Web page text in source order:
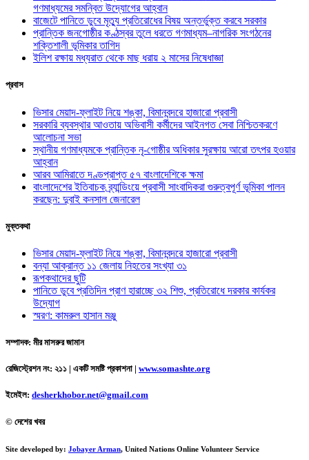
গণমাধ্যমের সমন্বিত উদ্যোগের আহ্বান
বাজেটে পানিতে ডুবে মৃত্যু প্রতিরোধের বিষয় অন্তর্ভুক্ত করবে সরকার
প্রান্তিক জনগোষ্ঠীর কণ্ঠস্বর তুলে ধরতে গণমাধ্যম–নাগরিক সংগঠনের
শক্তিশালী ভূমিকার তাগিদ
ইলিশ রক্ষায় মধ্যরাত থেকে মাছ ধরায় ২ মাসের নিষেধাজ্ঞা
প্রবাস
ভিসার মেয়াদ-ফ্লাইট নিয়ে শঙ্কা, বিমানবন্দরে হাজারো প্রবাসী
সরকারি ব্যবস্থার আওতায় অভিবাসী কর্মীদের আইনগত সেবা নিশ্চিতকরণে
আলোচনা সভা
স্থানীয় গণমাধ্যমকে প্রান্তিক নৃ-গোষ্ঠীর অধিকার সুরক্ষায় আরো তৎপর হওয়ার
আহ্বান
আরব আমিরাতে দণ্ডপ্রাপ্ত ৫৭ বাংলাদেশিকে ক্ষমা
বাংলাদেশের ইতিবাচক ব্র্যান্ডিংয়ে প্রবাসী সাংবাদিকরা গুরুত্বপূর্ণ ভূমিকা পালন
করছেন: দুবাই কনসাল জেনারেল
মুক্তকথা
ভিসার মেয়াদ-ফ্লাইট নিয়ে শঙ্কা, বিমানবন্দরে হাজারো প্রবাসী
বন্যা আক্রান্ত ১১ জেলায় নিহতের সংখ্যা ৩১
রূপকথাদের ছুটি
পানিতে ডুবে প্রতিদিন প্রাণ হারাচ্ছে ৩২ শিশু, প্রতিরোধে দরকার কার্যকর
উদ্যোগ
স্মরণ: কামরুল হাসান মঞ্জু
সম্পাদক: মীর মাসরুর জামান
রেজিস্ট্রেশন নং: ২১১ | একটি সমষ্টি প্রকাশনা | www.somashte.org
ইমেইল: desherkhobor.net@gmail.com
© দেশের খবর
Site developed by: Jobayer Arman, United Nations Online Volunteer Service